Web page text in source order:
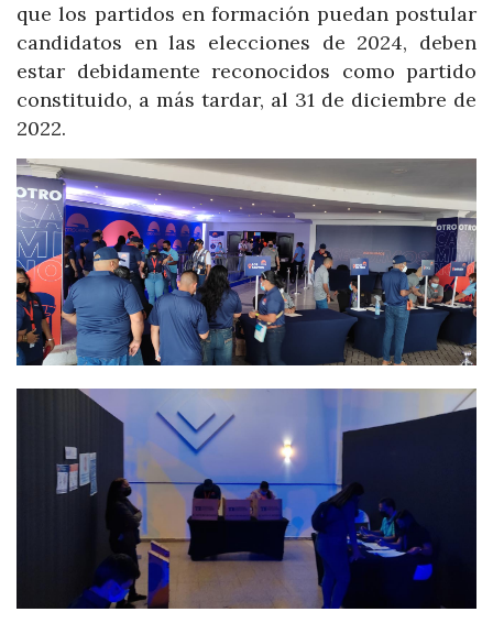
que los partidos en formación puedan postular
candidatos en las elecciones de 2024, deben
estar debidamente reconocidos como partido
constituido, a más tardar, al 31 de diciembre de
2022.